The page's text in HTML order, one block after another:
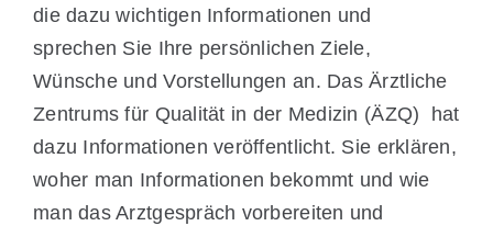
die dazu wichtigen Informationen und
sprechen Sie Ihre persönlichen Ziele,
Wünsche und Vorstellungen an. Das Ärztliche
Zentrums für Qualität in der Medizin (ÄZQ) hat
dazu Informationen veröffentlicht. Sie erklären,
woher man Informationen bekommt und wie
man das Arztgespräch vorbereiten und